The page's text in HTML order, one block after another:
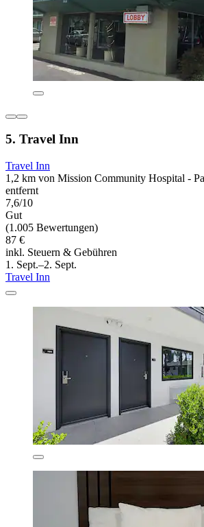
5. Travel Inn
Travel Inn
1,2 km von Mission Community Hospital -
entfernt
7,6/10
Gut
(1.005 Bewertungen)
87 €
inkl. Steuern & Gebühren
1. Sept.–2. Sept.
Travel Inn